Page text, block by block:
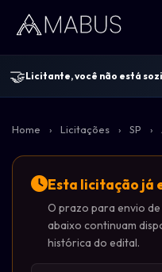
🤝Licitante, você não está
Home › Licitações › SP ›
Esta licitação já
O prazo para envio
abaixo continuam
histórica do edital.